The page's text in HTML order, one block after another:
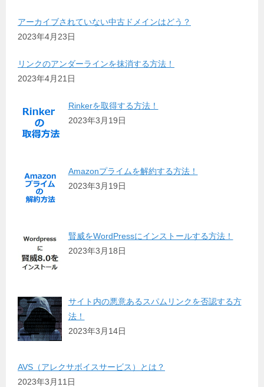
アーカイブされていない中古ドメインはどう？
2023年4月23日
リンクのアンダーラインを抹消する方法！
2023年4月21日
Rinkerを取得する方法！
2023年3月19日
Amazonプライムを解約する方法！
2023年3月19日
賢威をWordPressにインストールする方法！
2023年3月18日
サイト内の悪意あるスパムリンクを否認する方
法！
2023年3月14日
AVS（アレクサボイスサービス）とは？
2023年3月11日